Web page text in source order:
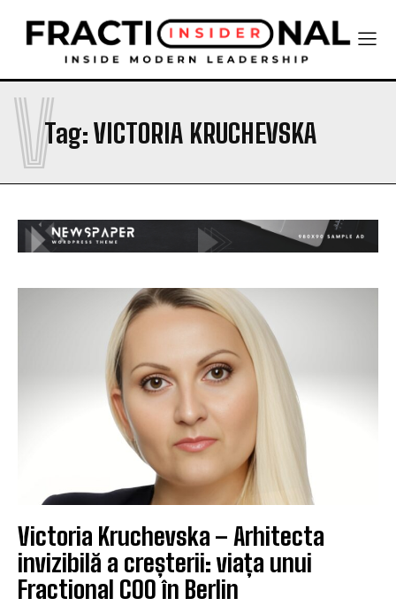
Tag:VICTORIA KRUCHEVSKA
V
Victoria Kruchevska – Arhitecta
invizibilă a creșterii: viața unui
Fractional COO în Berlin